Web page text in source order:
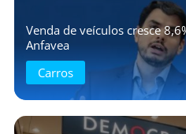
Venda de veículos cresce
Anfavea
Carros